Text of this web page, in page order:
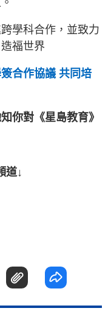
學科合作，並致力
福世界
合作協議 共同培
你對《星島教育》
道↓